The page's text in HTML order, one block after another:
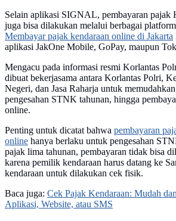
Selain aplikasi SIGNAL, pembayaran pajak
juga bisa dilakukan melalui berbagai
Membayar pajak kendaraan online di Jakarta
aplikasi JakOne Mobile, GoPay, maupun
Mengacu pada informasi resmi Korlantas
dibuat bekerjasama antara Korlantas Polri,
Negeri, dan Jasa Raharja untuk
pengesahan STNK tahunan, hingga
online.
Penting untuk dicatat bahwa pembayaran
online hanya berlaku untuk pengesahan
pajak lima tahunan, pembayaran tidak bisa
karena pemilik kendaraan harus datang ke
kendaraan untuk dilakukan cek fisik.
Baca juga: Cek Pajak Kendaraan: Mudah
Aplikasi, Website, atau SMS